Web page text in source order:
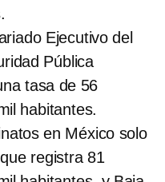
Ejecutivo del
Pública
tasa de 56
habitantes.
en México solo
registra 81